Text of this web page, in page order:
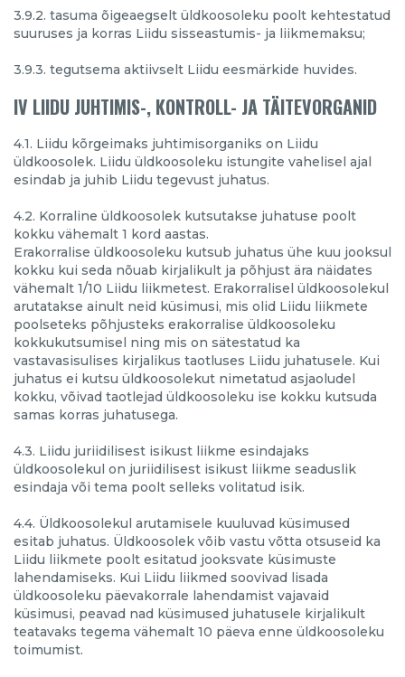
3.9.2. tasuma õigeaegselt üldkoosoleku poolt kehtestatud
suuruses ja korras Liidu sisseastumis- ja liikmemaksu;
3.9.3. tegutsema aktiivselt Liidu eesmärkide huvides.
IV LIIDU JUHTIMIS-, KONTROLL- JA TÄITEVORGANID
4.1. Liidu kõrgeimaks juhtimisorganiks on Liidu
üldkoosolek. Liidu üldkoosoleku istungite vahelisel ajal
esindab ja juhib Liidu tegevust juhatus.
4.2. Korraline üldkoosolek kutsutakse juhatuse poolt
kokku vähemalt 1 kord aastas.
Erakorralise üldkoosoleku kutsub juhatus ühe kuu jooksul
kokku kui seda nõuab kirjalikult ja põhjust ära näidates
vähemalt 1/10 Liidu liikmetest. Erakorralisel üldkoosolekul
arutatakse ainult neid küsimusi, mis olid Liidu liikmete
poolseteks põhjusteks erakorralise üldkoosoleku
kokkukutsumisel ning mis on sätestatud ka
vastavasisulises kirjalikus taotluses Liidu juhatusele. Kui
juhatus ei kutsu üldkoosolekut nimetatud asjaoludel
kokku, võivad taotlejad üldkoosoleku ise kokku kutsuda
samas korras juhatusega.
4.3. Liidu juriidilisest isikust liikme esindajaks
üldkoosolekul on juriidilisest isikust liikme seaduslik
esindaja või tema poolt selleks volitatud isik.
4.4. Üldkoosolekul arutamisele kuuluvad küsimused
esitab juhatus. Üldkoosolek võib vastu võtta otsuseid ka
Liidu liikmete poolt esitatud jooksvate küsimuste
lahendamiseks. Kui Liidu liikmed soovivad lisada
üldkoosoleku päevakorrale lahendamist vajavaid
küsimusi, peavad nad küsimused juhatusele kirjalikult
teatavaks tegema vähemalt 10 päeva enne üldkoosoleku
toimumist.